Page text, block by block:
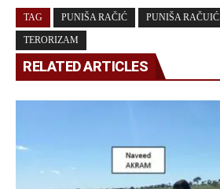
TAG PUNIŠA RAČIĆ PUNIŠA RAČUIĆ
TERORIZAM
RELATED ARTICLES